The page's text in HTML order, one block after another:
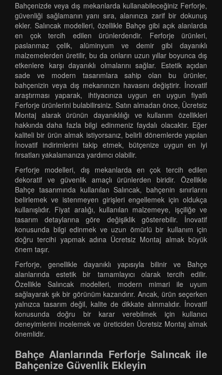
Bahçenizde veya dış mekanlarda kullanabileceğiniz Ferforje,
güvenliği sağlamanın yanı sıra, alanınıza zarif bir dokunuş
ekler. Salıncak modelleri, özellikle Bahçe gibi açık alanlarda
en çok tercih edilen ürünlerdendir. Ferforje ürünleri,
paslanmaz çelik, alüminyum ve demir gibi dayanıklı
malzemelerden üretilir, bu da onların uzun yıllar boyunca dış
etkenlere karşı dayanıklı olmalarını sağlar. Estetik açıdan
sade ve modern tasarımlara sahip olan bu ürünler,
bahçenizin veya dış mekanınızın havasını değiştirir. İnovatif
araştırması yaparak, ihtiyacınıza uygun en uygun fiyatlı
Ferforje ürünlerini bulabilirsiniz. Satın almadan önce, Ücretsiz
Montaj alarak ürünün dayanıklılığı ve kullanım özellikleri
hakkında daha fazla bilgi edinmeniz faydalı olacaktır. Eğer
kaliteli bir ürün almak istiyorsanız, belirli dönemlerde yapılan
İnovatif indirimlerini takip etmek, bütçenize uygun en iyi
fırsatları yakalamanıza yardımcı olabilir.
Ferforje modelleri, dış mekanlarda en çok tercih edilen
dekoratif ve güvenlik amaçlı ürünlerden biridir. Özellikle
Bahçe tasarımında kullanılan Salıncak, bahçenin sınırlarını
belirlemek ve istenmeyen girişleri engellemek için oldukça
kullanışlıdır. Fiyat aralığı, kullanılan malzemeye, işçiliğe ve
tasarım detaylarına göre değişiklik gösterebilir. İnovatif
konusunda bilgi edinmek ve uzun ömürlü bir kullanım için
doğru tercihi yapmak adına Ücretsiz Montaj almak büyük
önem taşır.
Ferforje, genellikle dayanıklı yapısıyla bilinir ve Bahçe
alanlarında estetik bir tamamlayıcı olarak tercih edilir.
Özellikle Salıncak modelleri, modern mimari ile uyum
sağlayarak şık bir görünüm kazandırır. Ancak, ürün seçerken
yalnızca tasarım değil, kalite de dikkate alınmalıdır. İnovatif
konusunda doğru bir karar verebilmek için kullanıcı
deneyimlerini incelemek ve üreticiden Ücretsiz Montaj almak
önemlidir.
Bahçe Alanlarında Ferforje Salıncak ile
Bahçenize Güvenlik Ekleyin